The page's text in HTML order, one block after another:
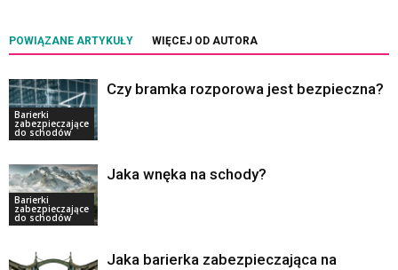
POWIĄZANE ARTYKUŁY WIĘCEJ OD AUTORA
Barierki
zabezpieczające
do schodów
Czy bramka rozporowa jest bezpieczna?
Barierki
zabezpieczające
do schodów
Jaka wnęka na schody?
Jaka barierka zabezpieczająca na